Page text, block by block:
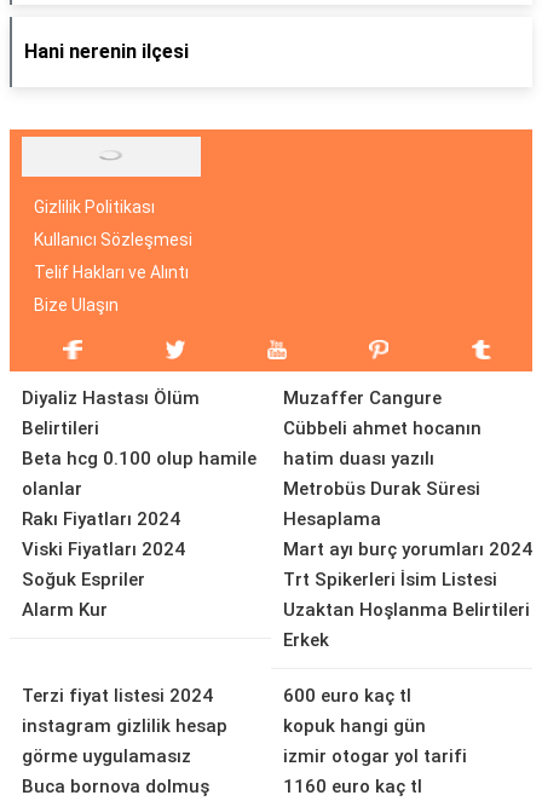
Hani nerenin ilçesi
Gizlilik Politikası
Kullanıcı Sözleşmesi
Telif Hakları ve Alıntı
Bize Ulaşın
Diyaliz Hastası Ölüm
Belirtileri
Beta hcg 0.100 olup hamile
olanlar
Rakı Fiyatları 2024
Viski Fiyatları 2024
Soğuk Espriler
Alarm Kur
Muzaffer Cangure
Cübbeli ahmet hocanın
hatim duası yazılı
Metrobüs Durak Süresi
Hesaplama
Mart ayı burç yorumları 2024
Trt Spikerleri İsim Listesi
Uzaktan Hoşlanma Belirtileri
Erkek
Terzi fiyat listesi 2024
instagram gizlilik hesap
görme uygulamasız
Buca bornova dolmuş
600 euro kaç tl
kopuk hangi gün
izmir otogar yol tarifi
1160 euro kaç tl